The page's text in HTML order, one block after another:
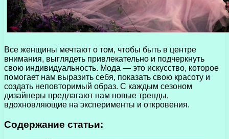
Все женщины мечтают о том, чтобы быть в центре
внимания, выглядеть привлекательно и подчеркнуть
свою индивидуальность. Мода — это искусство, которое
помогает нам выразить себя, показать свою красоту и
создать неповторимый образ. С каждым сезоном
дизайнеры предлагают нам новые тренды,
вдохновляющие на эксперименты и откровения.
Содержание статьи: